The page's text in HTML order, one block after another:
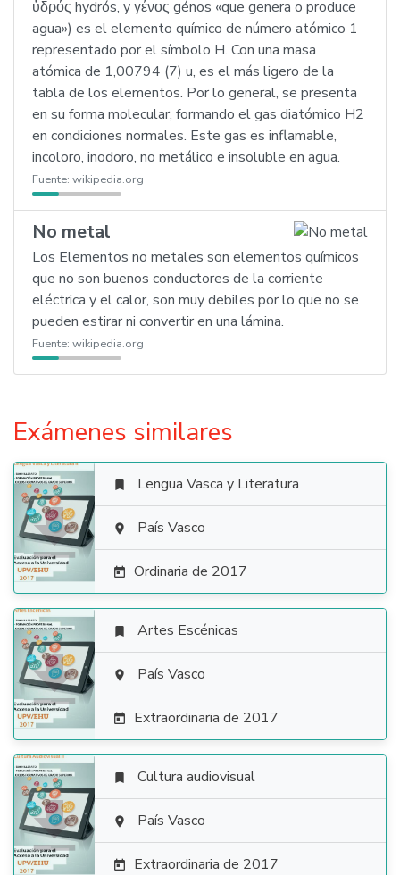
ὑδρός hydrós, y γένος génos «que genera o produce
agua») es el elemento químico de número atómico 1
representado por el símbolo H. Con una masa
atómica de 1,00794 (7) u, es el más ligero de la
tabla de los elementos. Por lo general, se presenta
en su forma molecular, formando el gas diatómico H2
en condiciones normales. Este gas es inflamable,
incoloro, inodoro, no metálico e insoluble en agua.
Fuente: wikipedia.org
No metal
Los Elementos no metales son elementos químicos
que no son buenos conductores de la corriente
eléctrica y el calor, son muy debiles por lo que no se
pueden estirar ni convertir en una lámina.
Fuente: wikipedia.org
Exámenes similares

 Lengua Vasca y Literatura
 País Vasco
 Ordinaria de 2017

 Artes Escénicas
 País Vasco
 Extraordinaria de 2017

 Cultura audiovisual
 País Vasco
 Extraordinaria de 2017